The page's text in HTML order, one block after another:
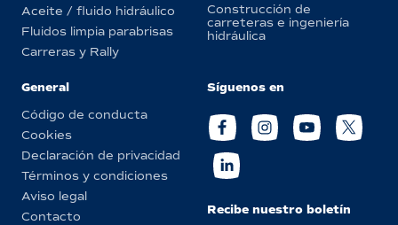
Aceite / fluido hidráulico
Fluidos limpia parabrisas
Carreras y Rally
Construcción de
carreteras e ingeniería
hidráulica
General
Código de conducta
Cookies
Declaración de privacidad
Términos y condiciones
Aviso legal
Contacto
Síguenos en
Recibe nuestro boletín